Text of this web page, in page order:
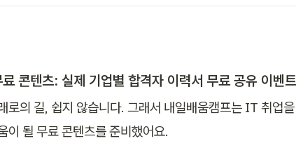
콘텐츠: 실제 기업별 합격자 이력서 무료 공유 이벤트
로의 길, 쉽지 않습니다. 그래서 내일배움캠프는 IT 취업
이 될 무료 콘텐츠를 준비했어요.